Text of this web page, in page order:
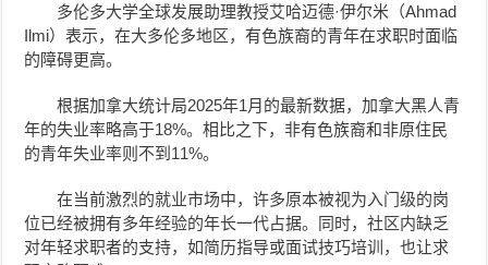
多伦多大学全球发展助理教授艾哈迈德·伊尔米（Ahmad
Ilmi）表示，在大多伦多地区，有色族裔的青年在求职时面临
的障碍更高。
根据加拿大统计局2025年1月的最新数据，加拿大黑人青
年的失业率略高于18%。相比之下，非有色族裔和非原住民
的青年失业率则不到11%。
在当前激烈的就业市场中，许多原本被视为入门级的岗
位已经被拥有多年经验的年长一代占据。同时，社区内缺乏
对年轻求职者的支持，如简历指导或面试技巧培训，也让求